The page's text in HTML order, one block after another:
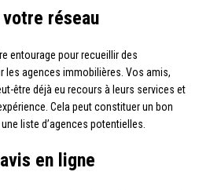
réseau
entourage pour recueillir des
les agences immobilières. Vos amis,
être déjà eu recours à leurs services et
Cela peut constituer un bon
liste d’agences potentielles.
en ligne